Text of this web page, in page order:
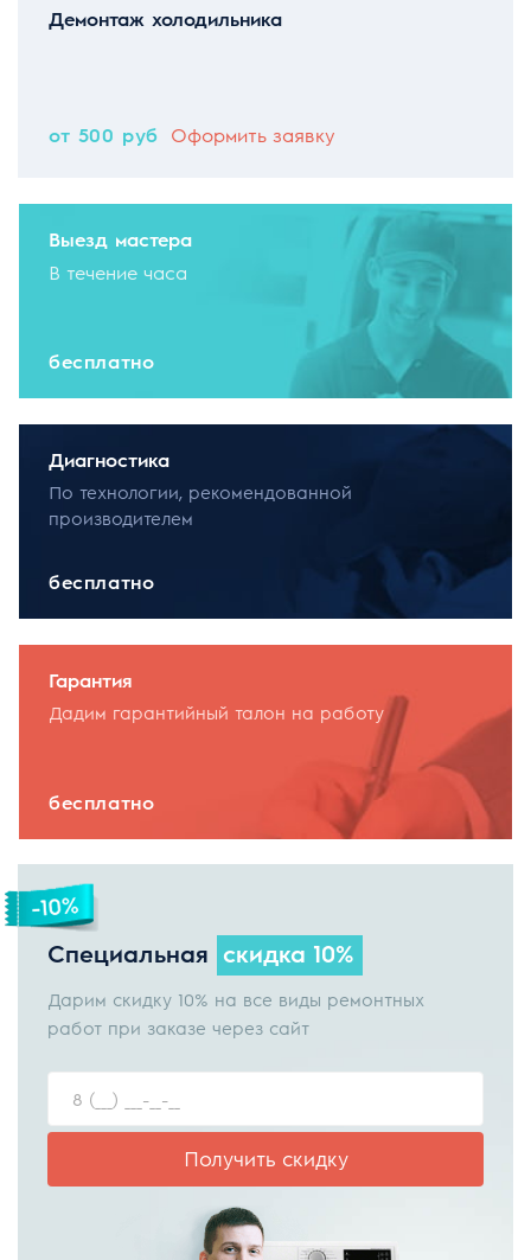
Демонтаж холодильника
от 500 руб Оформить заявку
Выезд мастера
В течение часа
бесплатно
Диагностика
По технологии, рекомендованной
производителем
бесплатно
Гарантия
Дадим гарантийный талон на работу
бесплатно
Специальная скидка 10%
Дарим скидку 10% на все виды ремонтных
работ при заказе через сайт
Получить скидку